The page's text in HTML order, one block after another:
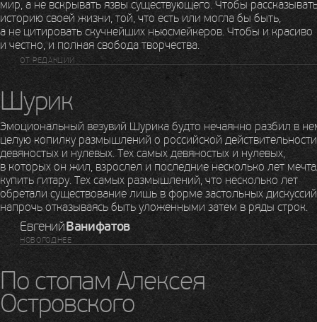
мир, а не вскрывать язвы существующего. Чтобы
историю своей жизни, той, что есть или могла бы быть,
а не цитировать скучнейших ньюсмейкеров. Чтобы и красиво
и честно, и полная свобода творчества.
ОТ РЕДАКЦИИ
Шурик
Эмоциональный везувий Шурика будто нечаянно разбил в
целую копилку размышлений о российской действительности
девяностых и нулевых. Тех самых девяностых и нулевых,
в которых он жил, взрослел и последние несколько лет
купить гитару. Тех самых размышлений, что несколько лет
обретали существование лишь в форме застольных
напрочь отказываясь быть уложенными затем в ряды строк.
ЕвгенийВанифатов
НОВОГОДНЕЕ
По стопам Алексея
Островского